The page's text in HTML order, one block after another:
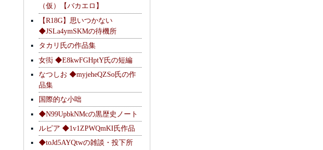
（仮）【バカエロ】
【R18G】思いつかない
◆JSLa4ymSKMの待機所
タカリ氏の作品集
女衒 ◆E8kwFGHptY氏の短編
なつしお ◆myjeheQZSo氏の作
品集
国際的な小咄
◆N99UpbkNMcの黒歴史ノート
ルピア ◆1v1ZPWQmKI氏作品
◆toJd5AYQtwの雑談・投下所